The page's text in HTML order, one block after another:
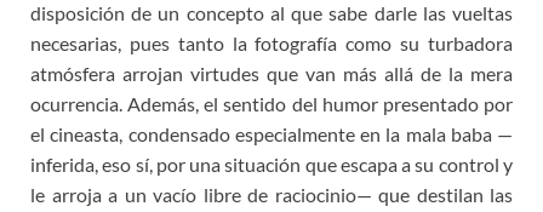
disposición de un concepto al que sabe darle las vueltas
necesarias, pues tanto la fotografía como su turbadora
atmósfera arrojan virtudes que van más allá de la mera
ocurrencia. Además, el sentido del humor presentado por
el cineasta, condensado especialmente en la mala baba —
inferida, eso sí, por una situación que escapa a su control y
le arroja a un vacío libre de raciocinio— que destilan las